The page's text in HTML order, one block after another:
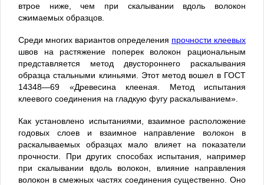
втрое ниже, чем при скалывании вдоль волокон
сжимаемых образцов.
Среди многих вариантов определения прочности клее­вых
швов на растяжение по­перек волокон рациональ­ным
представляется метод двустороннего раскалывания
образца стальными клинья­ми. Этот метод вошел в ГОСТ
14348—69 «Древесина клееная. Метод испытания
клеевого соеди­нения на гладкую фугу рас­калыванием».
Как установлено испытаниями, взаимное расположе­ние
годовых слоев и взаимное направление волокон в
раскалываемых образцах мало влияет на показатели
прочности. При других способах испытания, например
при скалывании вдоль волокон, влияние на­правления
волокон в смежных частях соединения су­щественно. Оно